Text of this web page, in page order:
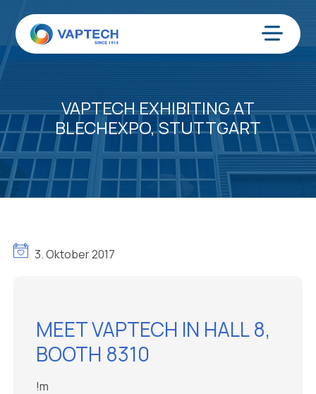
Inhalt
springen
Menü
VAPTECH EXHIBITING AT
BLECHEXPO, STUTTGART
3. Oktober 2017
MEET VAPTECH IN HALL 8,
BOOTH 8310
!m